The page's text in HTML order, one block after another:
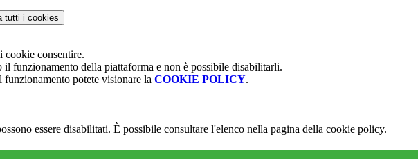
tutti i cookies
cookie consentire.
il funzionamento della piattaforma e non è possibile disabilitarli.
funzionamento potete visionare la COOKIE POLICY.
essere disabilitati. È possibile consultare l'elenco nella pagina della cookie policy.